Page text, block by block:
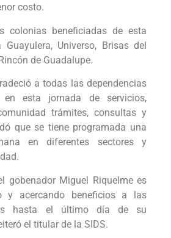
costo.
colonias beneficiadas de esta
Universo, Brisas del
de Guadalupe.
a todas las dependencias
en esta jornada de servicios,
trámites, consultas y
que se tiene programada una
en diferentes sectores y
gobenador Miguel Riquelme es
y acercando beneficios a las
hasta el último día de su
el titular de la SIDS.